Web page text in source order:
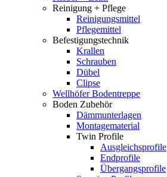
Reinigung + Pflege
Reinigungsmittel
Pflegemittel
Befestigungstechnik
Krallen
Schrauben
Dübel
Clipse
Wellhöfer Bodentreppe
Boden Zubehör
Dämmunterlagen
Montagematerial
Twin Profile
Ausgleichsprofile
Endprofile
Übergangsprofile